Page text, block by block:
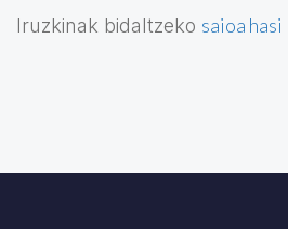
Iruzkinak bidaltzeko saioa hasi